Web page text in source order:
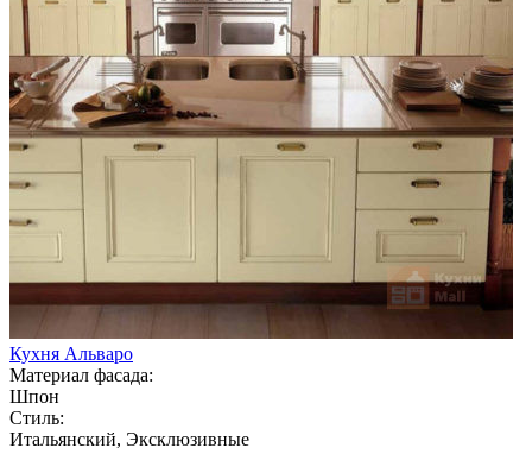
Кухня Альваро
Материал фасада:
Шпон
Стиль:
Итальянский, Эксклюзивные